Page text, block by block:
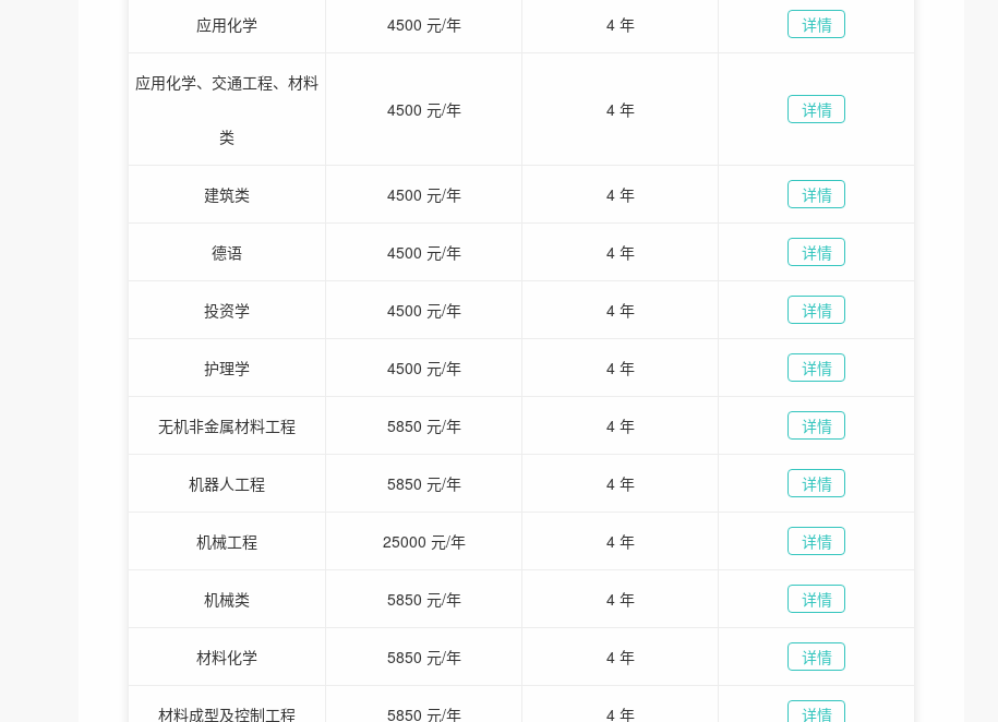
应用化学 4500 元/年 4 年 详情
应用化学、交通工程、材料
类
4500 元/年 4 年 详情
建筑类 4500 元/年 4 年 详情
德语 4500 元/年 4 年 详情
投资学 4500 元/年 4 年 详情
护理学 4500 元/年 4 年 详情
无机非金属材料工程 5850 元/年 4 年 详情
机器人工程 5850 元/年 4 年 详情
机械工程 25000 元/年 4 年 详情
机械类 5850 元/年 4 年 详情
材料化学 5850 元/年 4 年 详情
材料成型及控制工程 5850 元/年 4 年 详情